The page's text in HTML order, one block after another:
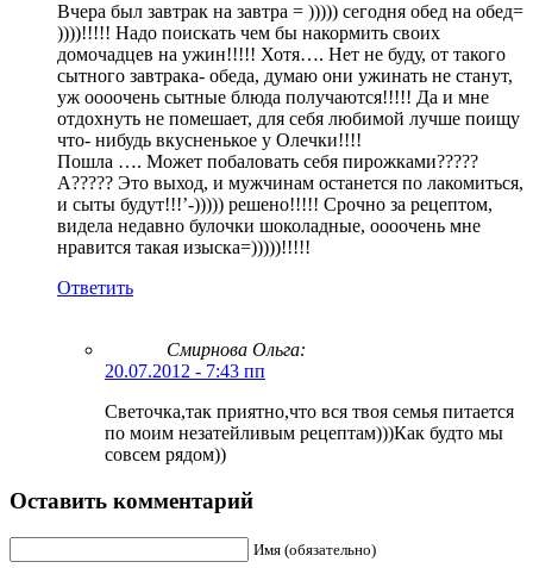
Вчера был завтрак на завтра = ))))) сегодня обед на обед=
))))!!!!! Надо поискать чем бы накормить своих
домочадцев на ужин!!!!! Хотя…. Нет не буду, от такого
сытного завтрака- обеда, думаю они ужинать не станут,
уж оооочень сытные блюда получаются!!!!! Да и мне
отдохнуть не помешает, для себя любимой лучше поищу
что- нибудь вкусненькое у Олечки!!!!
Пошла …. Может побаловать себя пирожками?????
А????? Это выход, и мужчинам останется по лакомиться,
и сыты будут!!!’-))))) решено!!!!! Срочно за рецептом,
видела недавно булочки шоколадные, оооочень мне
нравится такая изыска=)))))!!!!!
Ответить
Смирнова Ольга:
20.07.2012 - 7:43 пп
Светочка,так приятно,что вся твоя семья питается
по моим незатейливым рецептам)))Как будто мы
совсем рядом))
Оставить комментарий
Имя (обязательно)